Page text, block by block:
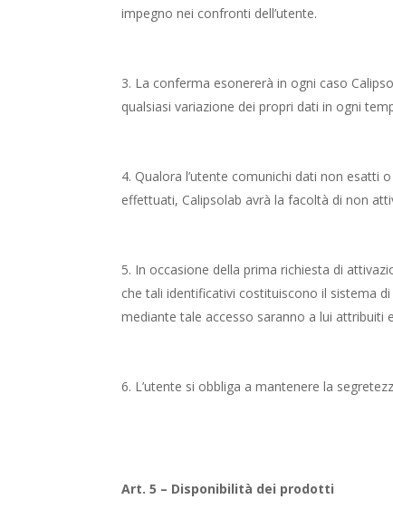
impegno nei confronti dell’utente.
La conferma esonererà in ogni caso
qualsiasi variazione dei propri dati in ogni
Qualora l’utente comunichi dati non esatti
effettuati, Calipsolab avrà la facoltà di non
In occasione della prima richiesta di
che tali identificativi costituiscono il sistema
mediante tale accesso saranno a lui attribuiti
L’utente si obbliga a mantenere la
Art. 5 – Disponibilità dei prodotti